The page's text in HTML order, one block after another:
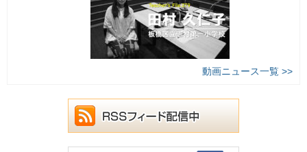
動画ニュース一覧 >>